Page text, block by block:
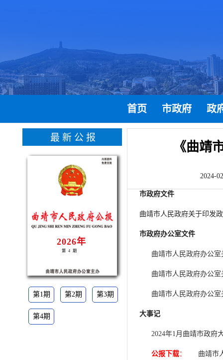
首页 市政府 政
最新公报
2026年
第4期
第1期 第2期 第3期
第4期
《曲靖
2024-
市政府文件
曲靖市人民政府关于印发
市政府办公室文件
曲靖市人民政府办公
曲靖市人民政府办公
曲靖市人民政府办公
大事记
2024年1月曲靖市政府
公报下载： 曲靖市